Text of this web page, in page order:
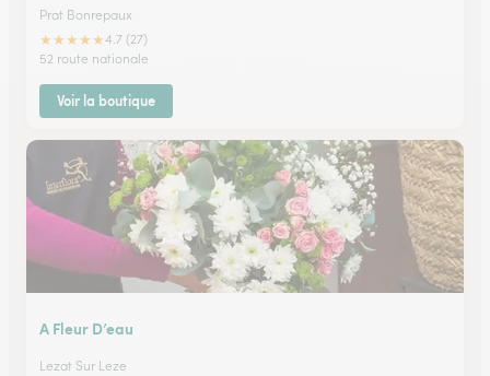
Prat Bonrepaux
★★★★★4.7 (27)
52 route nationale
Voir la boutique
A Fleur D’eau
Lezat Sur Leze